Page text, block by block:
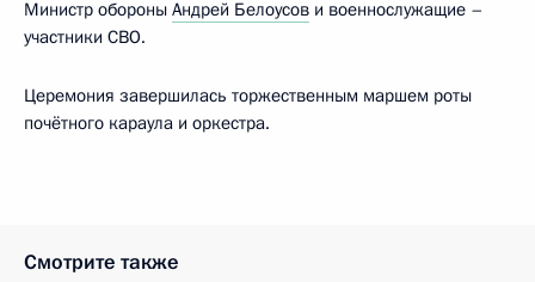
Министр обороны Андрей Белоусов и военнослужащие –
участники СВО.
Церемония завершилась торжественным маршем роты
почётного караула и оркестра.
Смотрите также